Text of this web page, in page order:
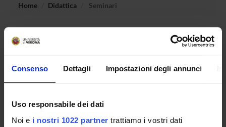
Consenso Dettagli Impostazioni degli annunci
Uso responsabile dei dati
Noi e i nostri 1022 partner trattiamo i vostri dati
Home Didattica Seminari
Non è stato trovato alcun seminario relativo
all'insegnamento Storia del pensiero del rinascimento.